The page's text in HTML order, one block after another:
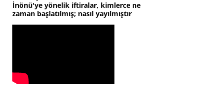
İnönü'ye yönelik iftiralar, kimlerce ne
zaman başlatılmış; nasıl yayılmıştır